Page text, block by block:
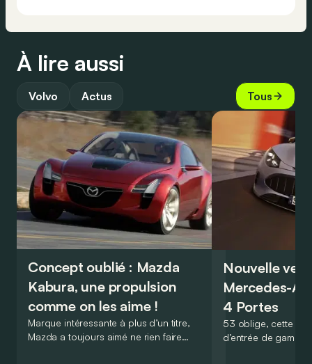
À lire aussi
Volvo Actus Tous
Concept oublié : Mazda
Kabura, une propulsion
comme on les aime !
Marque intéressante à plus d’un titre,
Mazda a toujours aimé ne rien faire
Nouvelle
Mercedes-
4 Portes
53 oblige, cette
d’entrée de